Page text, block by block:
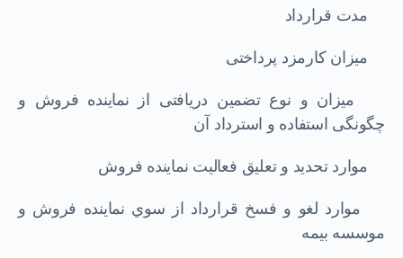
ﻣﺪت ﻗﺮارداد
ﻣﯿﺰان ﮐﺎرﻣﺰد ﭘﺮداﺧﺘﯽ
ﻣﯿﺰان و ﻧﻮع ﺗﻀﻤﯿﻦ درﯾﺎﻓﺘﯽ از ﻧﻤﺎﯾﻨﺪه ﻓﺮوش و
ﭼﮕﻮﻧﮕﯽ اﺳﺘﻔﺎده و اﺳﺘﺮداد آن
ﻣﻮارد ﺗﺤﺪﯾﺪ و ﺗﻌﻠﯿﻖ ﻓﻌﺎﻟﯿﺖ ﻧﻤﺎﯾﻨﺪه ﻓﺮوش
ﻣﻮارد ﻟﻐﻮ و ﻓﺴﺦ ﻗﺮارداد از ﺳﻮي ﻧﻤﺎﯾﻨﺪه ﻓﺮوش و
ﻣﻮﺳﺴﻪ بیمه